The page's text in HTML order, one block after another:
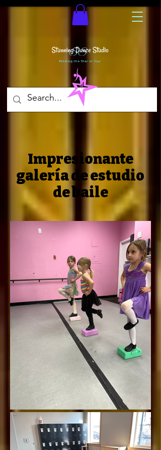
Impresionante
galería de estudio
de baile